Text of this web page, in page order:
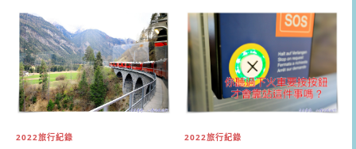
2022旅行紀錄 2022旅行紀錄